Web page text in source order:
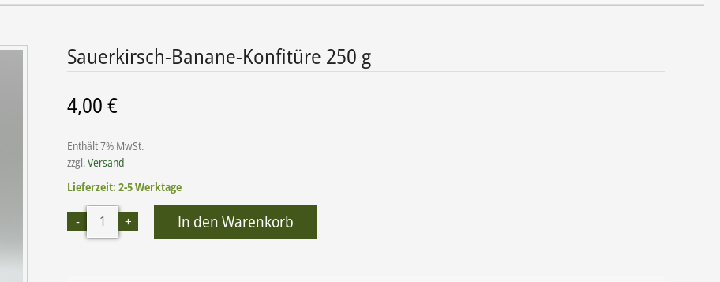
Sauerkirsch-Banane-Konfitüre 250 g
4,00€
Enthält 7% MwSt.
zzgl.Versand
Lieferzeit: 2-5 Werktage
In den Warenkorb